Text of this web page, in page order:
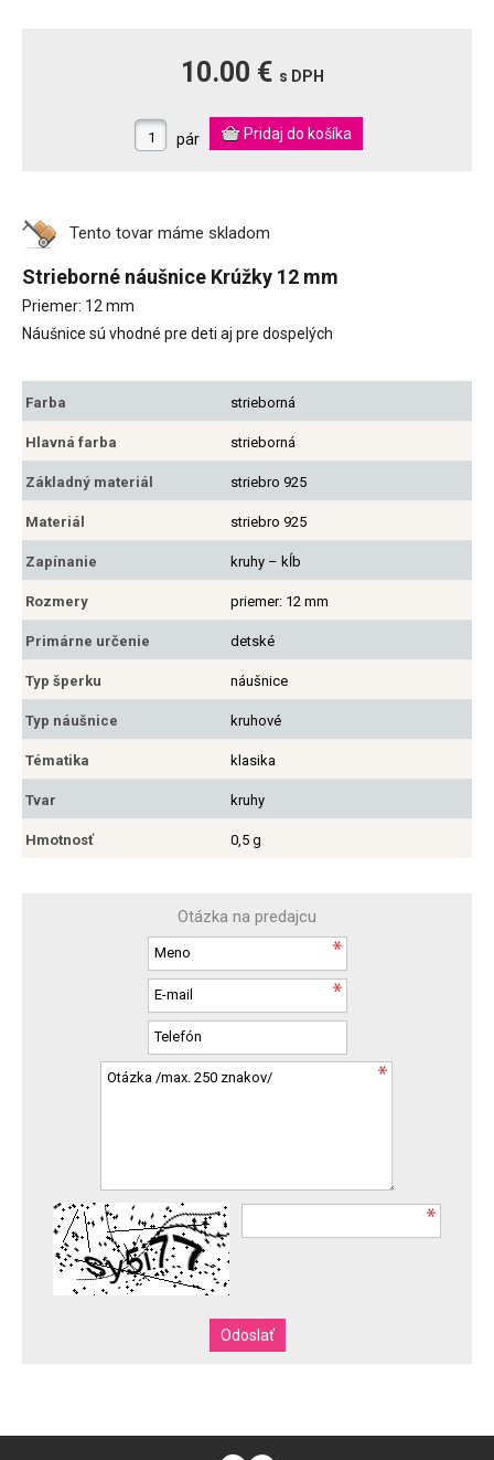
10.00 € s DPH
pár
Tento tovar máme skladom
Strieborné náušnice Krúžky 12 mm
Priemer: 12 mm
Náušnice sú vhodné pre deti aj pre dospelých
Farba strieborná
Hlavná farba strieborná
Základný materiál striebro 925
Materiál striebro 925
Zapínanie kruhy – kĺb
Rozmery priemer: 12 mm
Primárne určenie detské
Typ šperku náušnice
Typ náušnice kruhové
Tématika klasika
Tvar kruhy
Hmotnosť 0,5 g
Otázka na predajcu